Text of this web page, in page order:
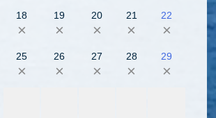
18
×
19
×
20
×
21
×
22
×
25
×
26
×
27
×
28
×
29
×